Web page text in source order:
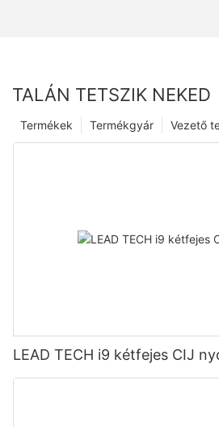
TALÁN TETSZIK NEKED
Vezető
Termékgyár
Termékek
LEAD TECH i9 kétfejes CIJ